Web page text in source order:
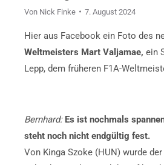
Von Nick Finke 7. August 2024
Hier aus Facebook ein Foto des
Weltmeisters Mart Valjamae, ein
Lepp, dem früheren F1A-
Bernhard:Es ist nochmals
steht noch nicht endgültig fest.
Von Kinga Szoke (HUN) wurde